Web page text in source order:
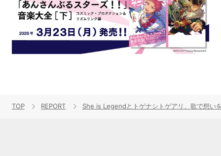
TOP REPORT She is Legendとトゲナシトゲアリ、歌で想い